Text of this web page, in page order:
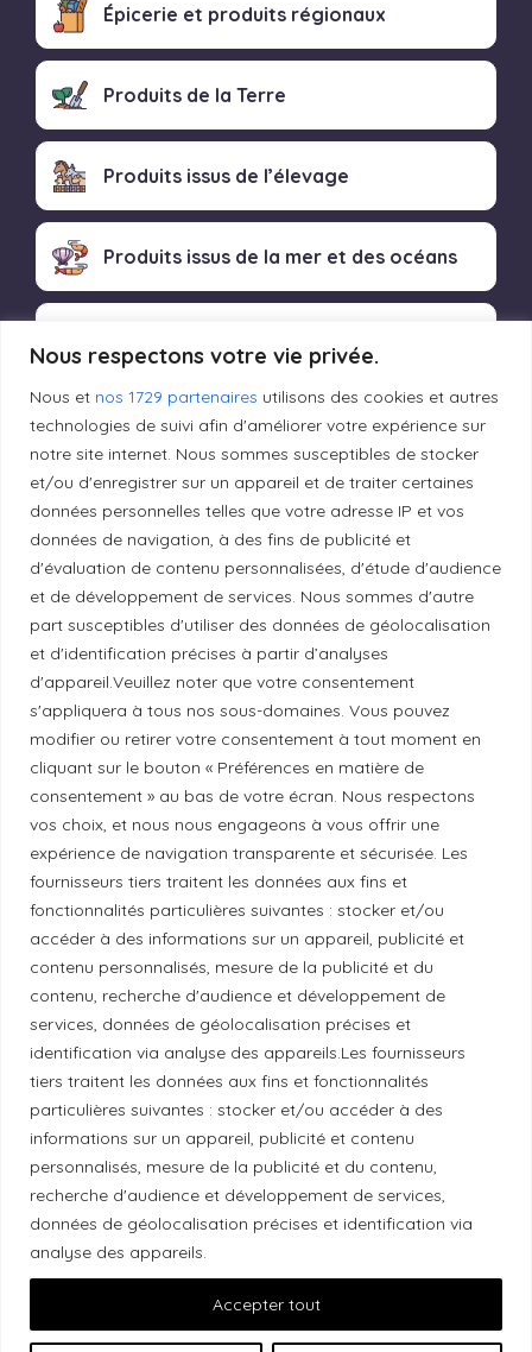
Nous respectons votre vie privée.
Nous et nos 1729 partenaires utilisons des cookies et autres
technologies de suivi afin d'améliorer votre expérience sur
notre site internet. Nous sommes susceptibles de stocker
et/ou d'enregistrer sur un appareil et de traiter certaines
données personnelles telles que votre adresse IP et vos
données de navigation, à des fins de publicité et
d'évaluation de contenu personnalisées, d'étude d'audience
et de développement de services. Nous sommes d'autre
part susceptibles d'utiliser des données de géolocalisation
et d'identification précises à partir d’analyses
d'appareil.Veuillez noter que votre consentement
s'appliquera à tous nos sous-domaines. Vous pouvez
modifier ou retirer votre consentement à tout moment en
cliquant sur le bouton « Préférences en matière de
consentement » au bas de votre écran. Nous respectons
vos choix, et nous nous engageons à vous offrir une
expérience de navigation transparente et sécurisée. Les
fournisseurs tiers traitent les données aux fins et
fonctionnalités particulières suivantes : stocker et/ou
accéder à des informations sur un appareil, publicité et
contenu personnalisés, mesure de la publicité et du
contenu, recherche d'audience et développement de
services, données de géolocalisation précises et
identification via analyse des appareils.Les fournisseurs
tiers traitent les données aux fins et fonctionnalités
particulières suivantes : stocker et/ou accéder à des
informations sur un appareil, publicité et contenu
personnalisés, mesure de la publicité et du contenu,
recherche d'audience et développement de services,
données de géolocalisation précises et identification via
analyse des appareils.
Accepter tout
Épicerie et produits régionaux
Produits de la Terre
Produits issus de l’élevage
Produits issus de la mer et des océans
Liens utiles
Mentions légales
Politique de confidentialité
Principes de publication
Politique de correction
Politique de diversité
Politique éthique
Reconnaissance du territoire
Local Market, marque portée par la société Les
Chats Gourmets Ltd. tient à souligner que ses
installations, situées au 511 Lacolle Way (Ottawa-
Orléans), se trouvent sur le territoire traditionnel non
cédé du peuple algonquin anichinabé. Nous
reconnaissons et remercions les peuples
actuels de ces terres.